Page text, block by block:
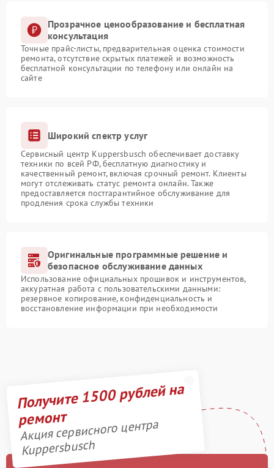
Прозрачное ценообразование и бесплатная
консультация
Точные прайс-листы, предварительная оценка стоимости
ремонта, отсутствие скрытых платежей и возможность
бесплатной консультации по телефону или онлайн на
сайте
Широкий спектр услуг
Сервисный центр Kuppersbusch обеспечивает доставку
техники по всей РФ, бесплатную диагностику и
качественный ремонт, включая срочный ремонт. Клиенты
могут отслеживать статус ремонта онлайн. Также
предоставляется постгарантийное обслуживание для
продления срока службы техники
Оригинальные программные решение и
безопасное обслуживание данных
Использование официальных прошивок и инструментов,
аккуратная работа с пользовательскими данными:
резервное копирование, конфиденциальность и
восстановление информации при необходимости
Получите 1500 рублей на
ремонт
Акция сервисного центра
Kuppersbusch